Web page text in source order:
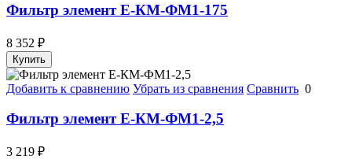
Фильтр элемент Е-КМ-ФМ1-175
8 352 ₽
Купить
Добавить к сравнению Убрать из сравнения Сравнить 0
Фильтр элемент Е-КМ-ФМ1-2,5
3 219 ₽